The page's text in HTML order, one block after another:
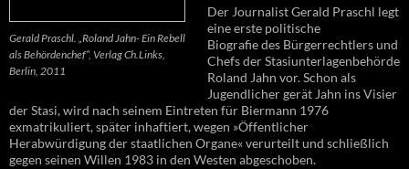
Gerald Praschl. „Roland Jahn- Ein Rebell
als Behördenchef“, Verlag Ch.Links,
Berlin, 2011
Der Journalist Gerald Praschl legt
eine erste politische
Biografie des Bürgerrechtlers und
Chefs der Stasiunterlagenbehörde
Roland Jahn vor. Schon als
Jugendlicher gerät Jahn ins Visier
der Stasi, wird nach seinem Eintreten für Biermann 1976
exmatrikuliert, später inhaftiert, wegen »Öffentlicher
Herabwürdigung der staatlichen Organe« verurteilt und schließlich
gegen seinen Willen 1983 in den Westen abgeschoben.